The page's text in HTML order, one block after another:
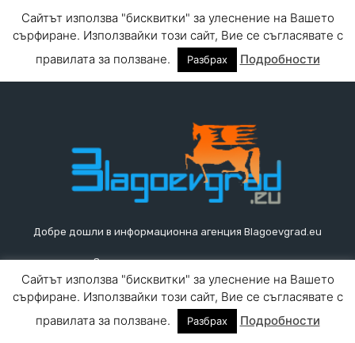
Добре дошли в информационна агенция Blagoevgrad.eu
За контакти, реклама и въпроси:
blagoevgrad.eu@gmail.com